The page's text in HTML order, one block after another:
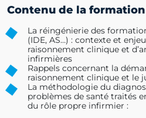
Contenu de la formation
La réingénierie des
(IDE, AS…) : contexte et
raisonnement clinique et
infirmières
Rappels concernant la
raisonnement clinique et le
La méthodologie du
problèmes de santé traités
du rôle propre infirmier :